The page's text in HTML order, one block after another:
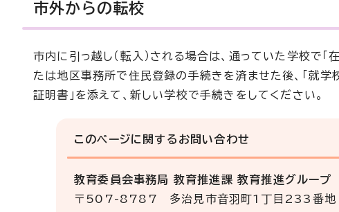
市外からの転校
市内に引っ越し（転入）される場合は、通っていた学校で
たは地区事務所で住民登録の手続きを済ませた後、「就学
証明書」を添えて、新しい学校で手続きをしてください。
このページに関する お問い合わせ
教育委員会事務局 教育推進課 教育推進グループ
〒507-8787 多治見市音羽町1丁目233番地